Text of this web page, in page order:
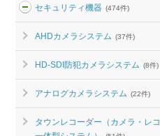
セキュリティ機器 (474件)
AHDカメラシステム (37件)
HD-SDI防犯カメラシステム (8件)
アナログカメラシステム (22件)
タウンレコーダー（カメラ・レ